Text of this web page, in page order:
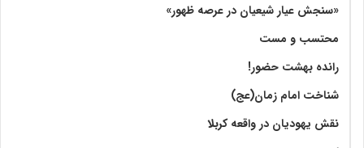
«سنجش عیار شیعیان در عرصه ظهور»
محتسب و مست
رانده بهشت‌ حضور!
شناخت امام زمان(عج)
نقش یهودیان در واقعه کربلا